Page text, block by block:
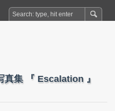
真集 『 Escalation 』